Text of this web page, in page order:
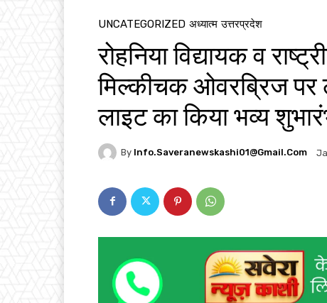
UNCATEGORIZED अध्यात्म उत्तरप्रदेश
रोहनिया विद्यायक व
मिल्कीचक ओवरब्रिज पर
लाइट का किया भव्य
By Info.saveranewskashi01@gmail.com